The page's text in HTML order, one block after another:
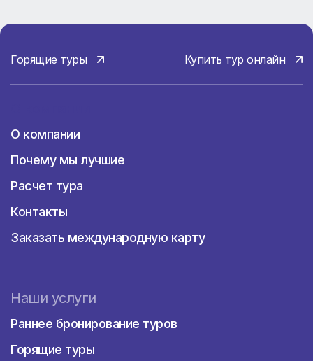
Горящие туры Купить тур онлайн
О компании
Почему мы лучшие
Расчет тура
Контакты
Заказать международную карту
Наши услуги
Раннее бронирование туров
Горящие туры